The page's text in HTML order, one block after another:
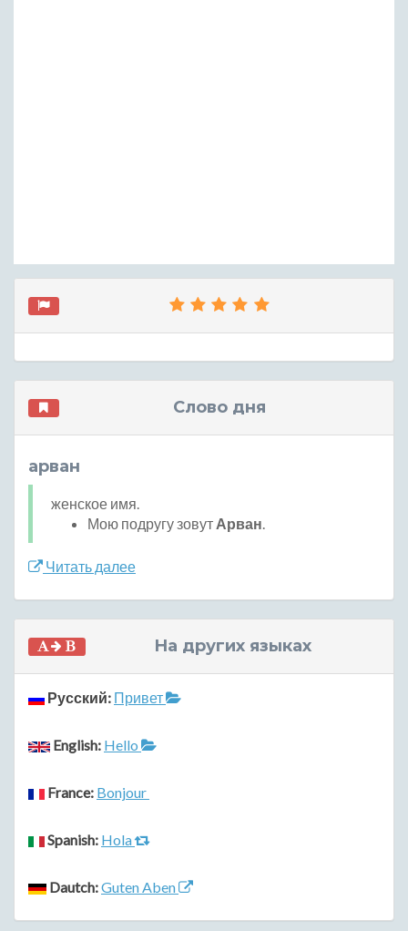
Слово дня
арван
женское имя.
Мою подругу зовут Арван.
Читать далее
На других языках
Русский: Привет
English: Hello
France: Bonjour
Spanish: Hola
Dautch:Guten Aben